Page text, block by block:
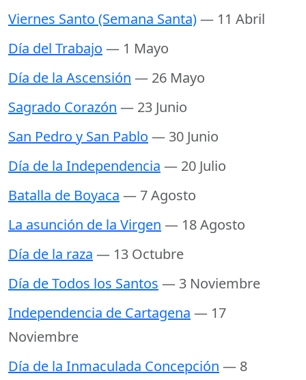
Viernes Santo (Semana Santa)— 11 Abril
Día del Trabajo — 1 Mayo
Día de la Ascensión — 26 Mayo
Sagrado Corazón — 23 Junio
San Pedro y San Pablo — 30 Junio
Día de la Independencia — 20 Julio
Batalla de Boyaca — 7 Agosto
La asunción de la Virgen — 18 Agosto
Día de la raza — 13 Octubre
Día de Todos los Santos — 3 Noviembre
Independencia de Cartagena — 17
Noviembre
Día de la Inmaculada Concepción — 8